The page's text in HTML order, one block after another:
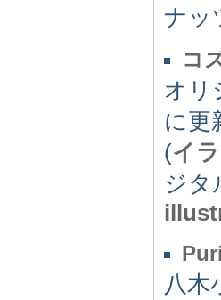
ナッ
コ
オリ
に更
(イ
ジタ
八木